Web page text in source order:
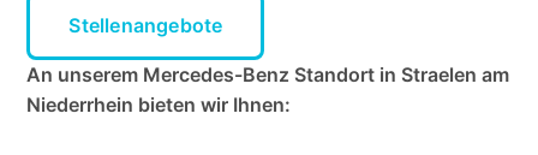
Stellenangebote
An unserem Mercedes-Benz Standort in Straelen am
Niederrhein bieten wir Ihnen: